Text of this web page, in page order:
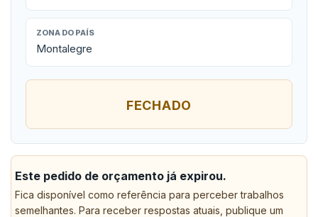
ZONA DO PAÍS
Montalegre
FECHADO
Este pedido de orçamento já expirou.
Fica disponível como referência para perceber trabalhos
semelhantes. Para receber respostas atuais, publique um